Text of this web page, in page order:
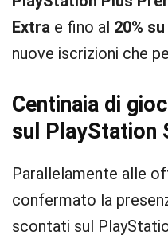
Extra e fino al 20%
nuove iscrizioni che
Centinaia di
sul PlayStation
Parallelamente alle
confermato la
scontati sul